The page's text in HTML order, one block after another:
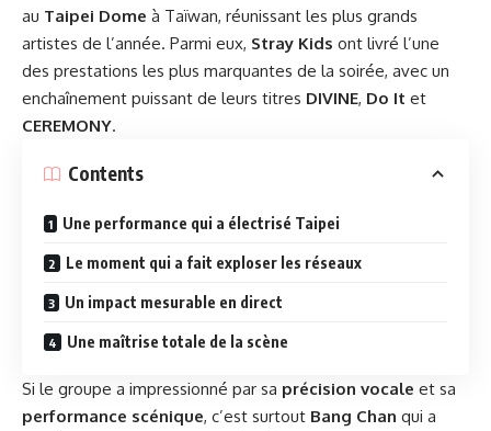
au Taipei Dome à Taïwan, réunissant les plus grands
artistes de l’année. Parmi eux, Stray Kids ont livré l’une
des prestations les plus marquantes de la soirée, avec un
enchaînement puissant de leurs titres DIVINE, Do It et
CEREMONY.
Contents
Une performance qui a électrisé Taipei
Le moment qui a fait exploser les réseaux
Un impact mesurable en direct
Une maîtrise totale de la scène
Si le groupe a impressionné par sa précision vocale et sa
performance scénique, c’est surtout Bang Chan qui a